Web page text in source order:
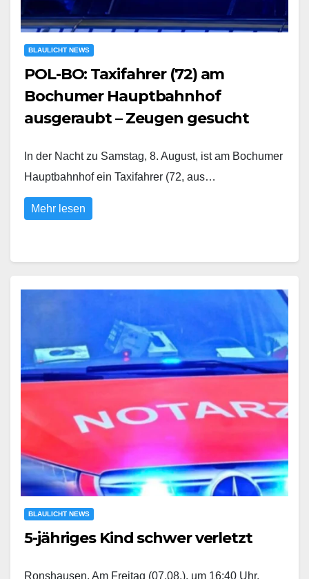
BLAULICHT NEWS
POL-BO: Taxifahrer (72) am
Bochumer Hauptbahnhof
ausgeraubt – Zeugen gesucht
In der Nacht zu Samstag, 8. August, ist am Bochumer
Hauptbahnhof ein Taxifahrer (72, aus…
Mehr lesen
BLAULICHT NEWS
5-jähriges Kind schwer verletzt
Ronshausen. Am Freitag (07.08.), um 16:40 Uhr,